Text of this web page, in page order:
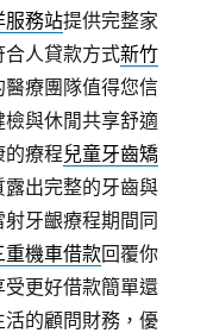
服務站提供完整家
合人貸款方式新竹
療團隊值得您信
檢與休閒共享舒適
的療程兒童牙齒矯
出完整的牙齒與
牙齦療程期間同
重機車借款回覆你
更好借款簡單還
的顧問財務，優